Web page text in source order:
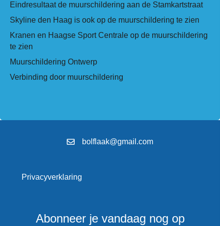
Eindresultaat de muurschildering aan de Stamkartstraat
Skyline den Haag is ook op de muurschildering te zien
Kranen en Haagse Sport Centrale op de muurschildering
te zien
Muurschildering Ontwerp
Verbinding door muurschildering
bolflaak@gmail.com
Privacyverklaring
Abonneer je vandaag nog op